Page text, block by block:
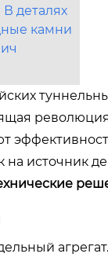
деталях
камни
на источник